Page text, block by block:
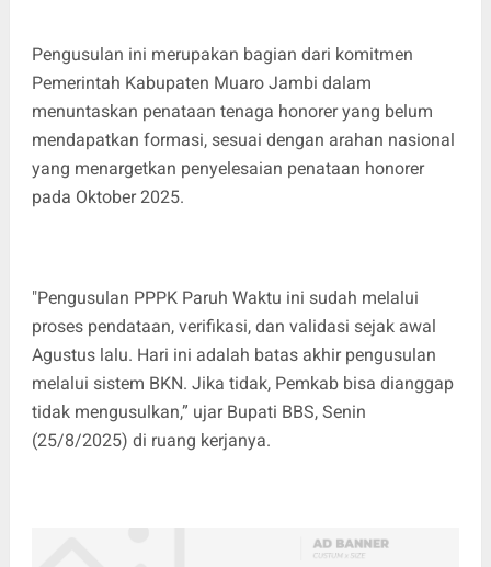
Pengusulan ini merupakan bagian dari komitmen
Pemerintah Kabupaten Muaro Jambi dalam
menuntaskan penataan tenaga honorer yang belum
mendapatkan formasi, sesuai dengan arahan nasional
yang menargetkan penyelesaian penataan honorer
pada Oktober 2025.
"Pengusulan PPPK Paruh Waktu ini sudah melalui
proses pendataan, verifikasi, dan validasi sejak awal
Agustus lalu. Hari ini adalah batas akhir pengusulan
melalui sistem BKN. Jika tidak, Pemkab bisa dianggap
tidak mengusulkan,” ujar Bupati BBS, Senin
(25/8/2025) di ruang kerjanya.